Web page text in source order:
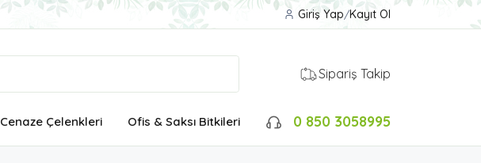
Giriş Yap/Kayıt Ol
Sipariş Takip
Cenaze Çelenkleri Ofis & Saksı Bitkileri 0 850 3058995